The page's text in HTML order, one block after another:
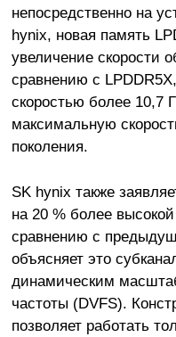
непосредственно на
hynix, новая память
увеличение скорости
сравнению с
скоростью более 10,7
максимальную
поколения.
SK hynix также
на 20 % более
сравнению с
объясняет это
динамическим
частоты (DVFS).
позволяет работать